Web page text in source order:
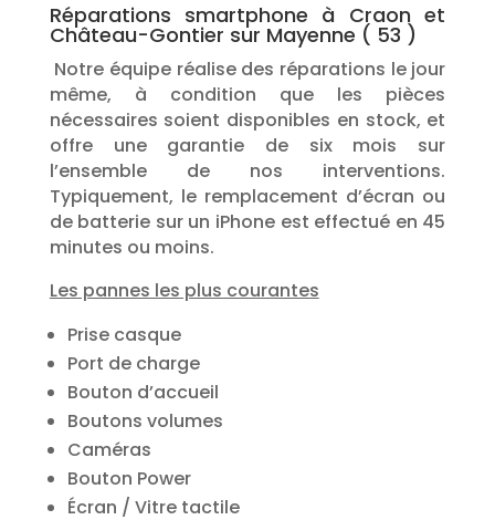
Réparations smartphone à Craon et
Château-Gontier sur Mayenne ( 53 )
Notre équipe réalise des réparations le jour
même, à condition que les pièces
nécessaires soient disponibles en stock, et
offre une garantie de six mois sur
l’ensemble de nos interventions.
Typiquement, le remplacement d’écran ou
de batterie sur un iPhone est effectué en 45
minutes ou moins.
Les pannes les plus courantes
Prise casque
Port de charge
Bouton d’accueil
Boutons volumes
Caméras
Bouton Power
Écran / Vitre tactile